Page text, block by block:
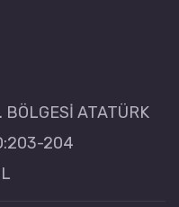
ATATÜRK
204